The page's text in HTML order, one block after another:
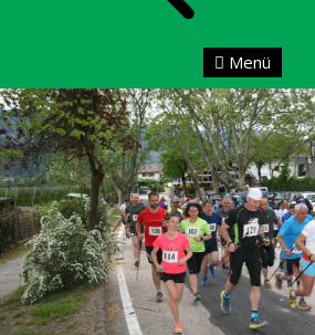
Menü